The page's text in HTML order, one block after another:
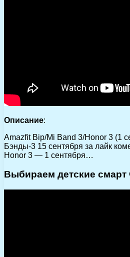
Описание:
Amazfit Bip/Mi Band 3/Honor 3 (1
Бэнды-3 15 сентября за лайк
Honor 3 — 1 сентября…
Выбираем детские смарт